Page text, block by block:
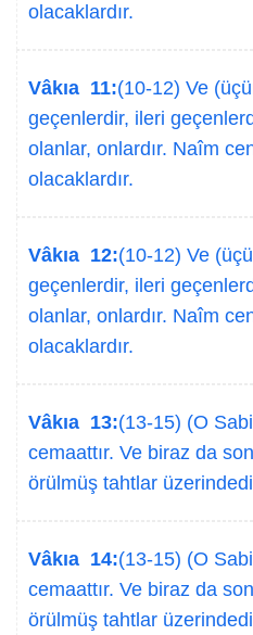
olacaklardır.
Vâkıa 11:(10-12) Ve
geçenlerdir, ileri
olanlar, onlardır. Naîm
olacaklardır.
Vâkıa 12:(10-12) Ve
geçenlerdir, ileri
olanlar, onlardır. Naîm
olacaklardır.
Vâkıa 13:(13-15) (O
cemaattır. Ve biraz da
örülmüş tahtlar
Vâkıa 14:(13-15) (O
cemaattır. Ve biraz da
örülmüş tahtlar